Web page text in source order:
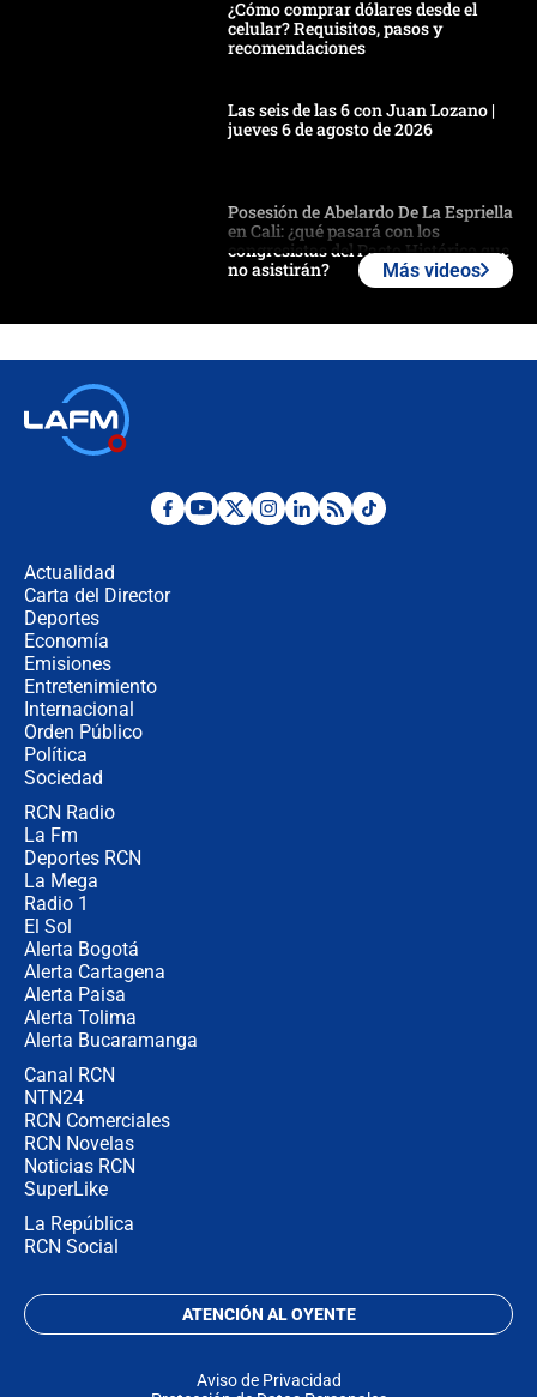
¿Cómo comprar dólares desde el
celular? Requisitos, pasos y
recomendaciones
Las seis de las 6 con Juan Lozano |
jueves 6 de agosto de 2026
Posesión de Abelardo De La Espriella
en Cali: ¿qué pasará con los
congresistas del Pacto Histórico que
no asistirán?
crece el pulso por la elección del
¿Por qué De la Espriella gobernará
Más videos
Actualidad
Carta del Director
Deportes
Economía
Emisiones
Entretenimiento
Internacional
Orden Público
Política
Sociedad
RCN Radio
La Fm
Deportes RCN
La Mega
Radio 1
El Sol
Alerta Bogotá
Alerta Cartagena
Alerta Paisa
Alerta Tolima
Alerta Bucaramanga
Canal RCN
NTN24
RCN Comerciales
RCN Novelas
Noticias RCN
SuperLike
La República
RCN Social
ATENCIÓN AL OYENTE
Aviso de Privacidad